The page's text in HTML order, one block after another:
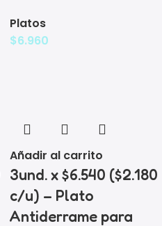
Platos
$6.960
Añadir al carrito
3und. x $6.540 ($2.180
c/u) – Plato
Antiderrame para